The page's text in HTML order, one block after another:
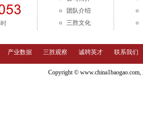
团队介绍
三胜文化
产业数据 三胜观察 诚聘英才 联系我们
Copyright ©